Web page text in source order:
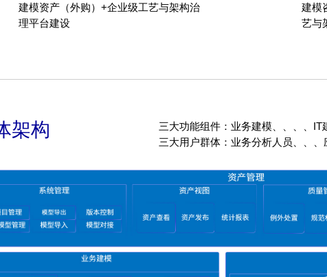
建模资产（外购）+企业级工艺与架构治
理平台建设
建模
艺与
架构
三大功能组件：业务建模、、、、IT建模
三大用户群体：业务分析人员、、